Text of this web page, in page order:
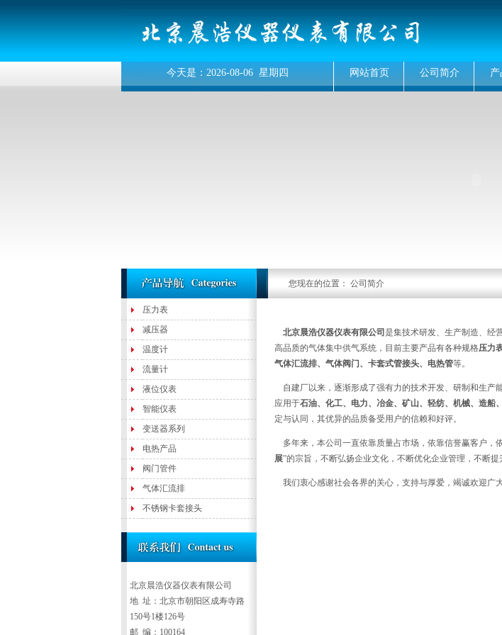
今天是：2026-08-06 星期四 网站首页 公司简介 产
压力表
减压器
温度计
流量计
液位仪表
智能仪表
变送器系列
电热产品
阀门管件
气体汇流排
不锈钢卡套接头
北京晨浩仪器仪表有限公司
地 址：北京市朝阳区成寿寺路
150号1楼126号
邮 编：100164
您现在的位置： 公司简介
北京晨浩仪器仪表有限公司 是集技术研发、生产制造、经
高品质的气体集中供气系统，目前主要产品有各种规格压力
气体汇流排、气体阀门、卡套式管接头、电热管等。
自建厂以来，逐渐形成了强有力的技术开发、研制和生产
应用于石油、化工、电力、冶金、矿山、轻纺、机械、造船
定与认同，其优异的品质备受用户的信赖和好评。
多年来，本公司一直依靠质量占市场，依靠信誉赢客户，
展”的宗旨，不断弘扬企业文化，不断优化企业管理，不断
我们衷心感谢社会各界的关心，支持与厚爱，竭诚欢迎广